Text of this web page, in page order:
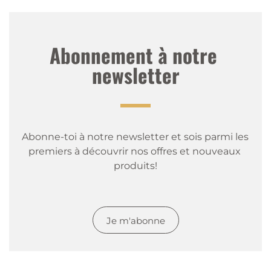
Abonnement à notre
newsletter
Abonne-toi à notre newsletter et sois parmi les
premiers à découvrir nos offres et nouveaux
produits!
Je m'abonne